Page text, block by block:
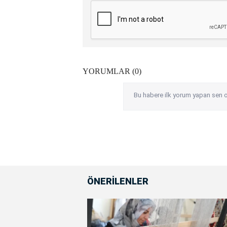
YORUMLAR (0)
Bu habere ilk yorum yapan sen
ÖNERİLENLER